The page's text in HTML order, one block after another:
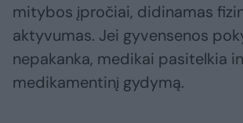
mitybos įpročiai, didinamas
aktyvumas. Jei gyvensenos
nepakanka, medikai pasitelkia
medikamentinį gydymą.